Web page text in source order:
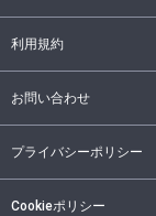
利用規約
お問い合わせ
プライバシーポリシー
Cookieポリシー